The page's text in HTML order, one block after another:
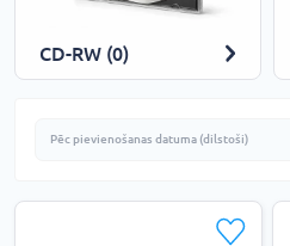
CD-RW (0)